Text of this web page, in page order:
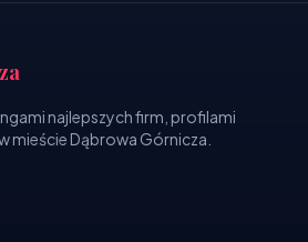
najlepszych firm, profilami
mieście Dąbrowa Górnicza.